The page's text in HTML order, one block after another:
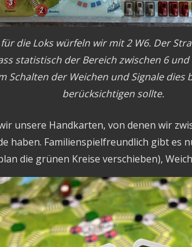
die Loks würfeln wir mit 2 W6. Der
statistisch der Bereich zwischen 6
Schalten der Weichen und Signale dies
berücksichtigen sollte.
unsere Handkarten, von denen wir
haben. Familienspielfreundlich gibt es
die grünen Kreise verschieben),